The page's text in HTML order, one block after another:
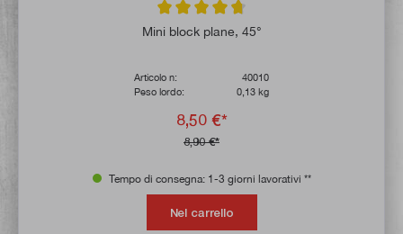
Valutazione media di 4.8 su 5 stelle
Mini block plane, 45°
Articolo n:
40010
Peso lordo:
0,13 kg
8,50 €*
8,90 €*
Tempo di consegna: 1-3 giorni lavorativi **
Nel carrello